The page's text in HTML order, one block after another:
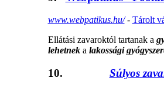
www.webpatikus.hu/- Tárolt
Ellátási zavaroktól tartanak a
lehetneka lakossági
10. Súlyos